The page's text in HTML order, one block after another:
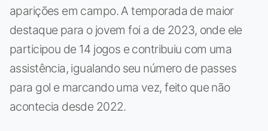
aparições em campo. A temporada de maior
destaque para o jovem foi a de 2023, onde ele
participou de 14 jogos e contribuiu com uma
assistência, igualando seu número de passes
para gol e marcando uma vez, feito que não
acontecia desde 2022.